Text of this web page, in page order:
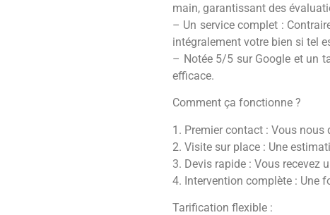
main, garantissant des
– Un service complet :
intégralement votre bien si tel
– Notée 5/5 sur Google et un
efficace.
Comment ça fonctionne ?
1. Premier contact : Vous nous
2. Visite sur place : Une
3. Devis rapide : Vous recevez
4. Intervention complète : Une
Tarification flexible :